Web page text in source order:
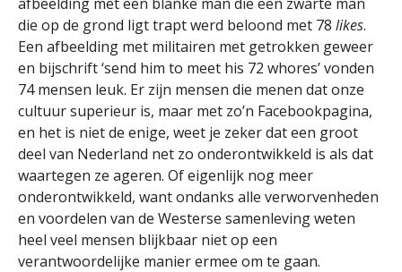
die op de grond ligt trapt werd beloond met 78 likes.
Een afbeelding met militairen met getrokken geweer
en bijschrift ‘send him to meet his 72 whores’ vonden
74 mensen leuk. Er zijn mensen die menen dat onze
cultuur superieur is, maar met zo’n Facebookpagina,
en het is niet de enige, weet je zeker dat een groot
deel van Nederland net zo onderontwikkeld is als dat
waartegen ze ageren. Of eigenlijk nog meer
onderontwikkeld, want ondanks alle verworvenheden
en voordelen van de Westerse samenleving weten
heel veel mensen blijkbaar niet op een
verantwoordelijke manier ermee om te gaan.